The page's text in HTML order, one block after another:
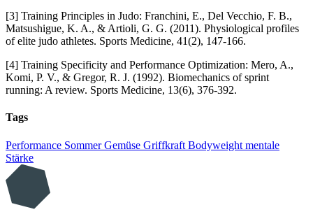
[3] Training Principles in Judo: Franchini, E., Del Vecchio, F. B.,
Matsushigue, K. A., & Artioli, G. G. (2011). Physiological profiles
of elite judo athletes. Sports Medicine, 41(2), 147-166.
[4] Training Specificity and Performance Optimization: Mero, A.,
Komi, P. V., & Gregor, R. J. (1992). Biomechanics of sprint
running: A review. Sports Medicine, 13(6), 376-392.
Tags
Performance SommerGemüse Griffkraft Bodyweight mentale
Stärke